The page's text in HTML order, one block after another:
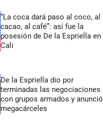
“La coca dará paso al coco, al
cacao, al café”: así fue la
posesión de De la Espriella en
Cali
De la Espriella dio por
terminadas las negociaciones
con grupos armados y anunció
megacárceles